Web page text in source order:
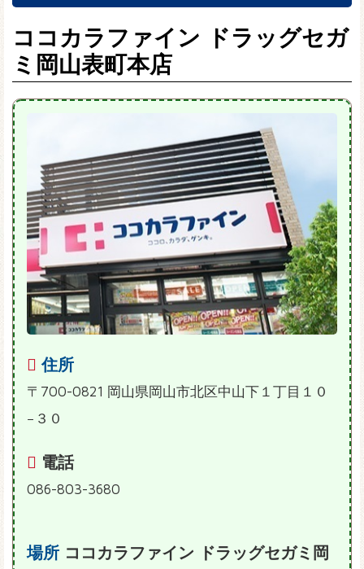
ココカラファイン ドラッグセガ
ミ岡山表町本店
住所
〒700-0821 岡山県岡山市北区中山下１丁目１０
−３０
電話
086-803-3680
場所 ココカラファイン ドラッグセガミ岡